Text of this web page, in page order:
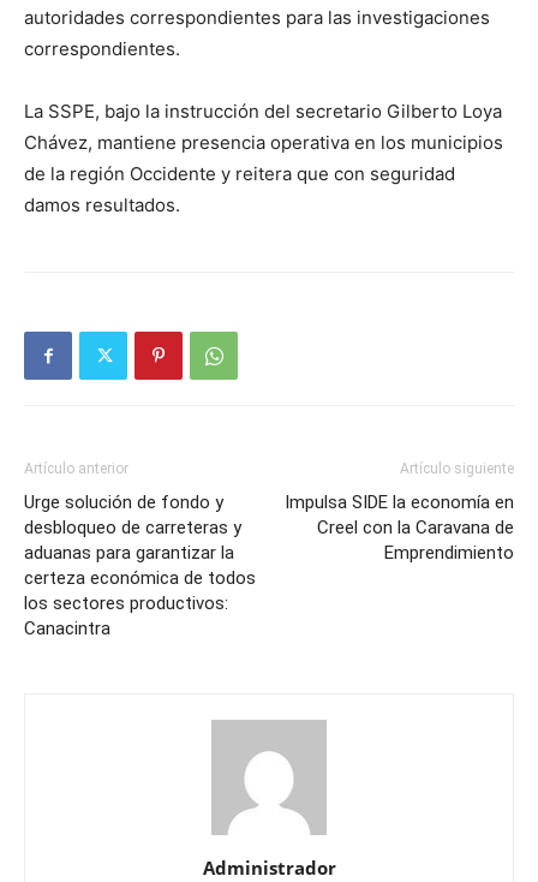
autoridades correspondientes para las investigaciones
correspondientes.
La SSPE, bajo la instrucción del secretario Gilberto Loya
Chávez, mantiene presencia operativa en los municipios
de la región Occidente y reitera que con seguridad
damos resultados.
Artículo anterior
Urge solución de fondo y
desbloqueo de carreteras y
aduanas para garantizar la
certeza económica de todos
los sectores productivos:
Canacintra
Artículo siguiente
Impulsa SIDE la economía en
Creel con la Caravana de
Emprendimiento
Administrador